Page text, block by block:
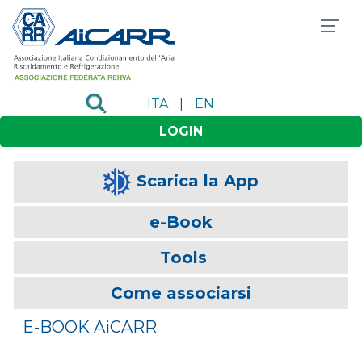
ITA
EN
LOGIN
Scarica la App
e-Book
Tools
Come associarsi
E-BOOK AiCARR